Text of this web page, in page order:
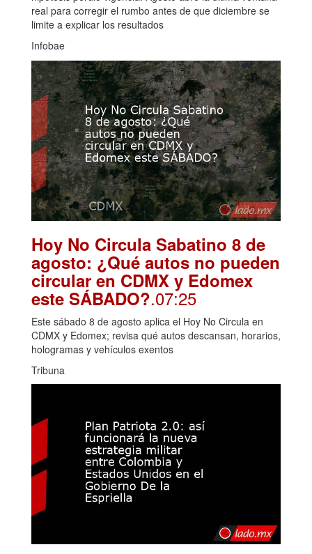
real para corregir el rumbo antes de que diciembre se
limite a explicar los resultados
Infobae
Hoy No Circula Sabatino 8 de
agosto: ¿Qué autos no pueden
circular en CDMX y Edomex
este SÁBADO?.07:25
Este sábado 8 de agosto aplica el Hoy No Circula en
CDMX y Edomex; revisa qué autos descansan, horarios,
hologramas y vehículos exentos
Tribuna